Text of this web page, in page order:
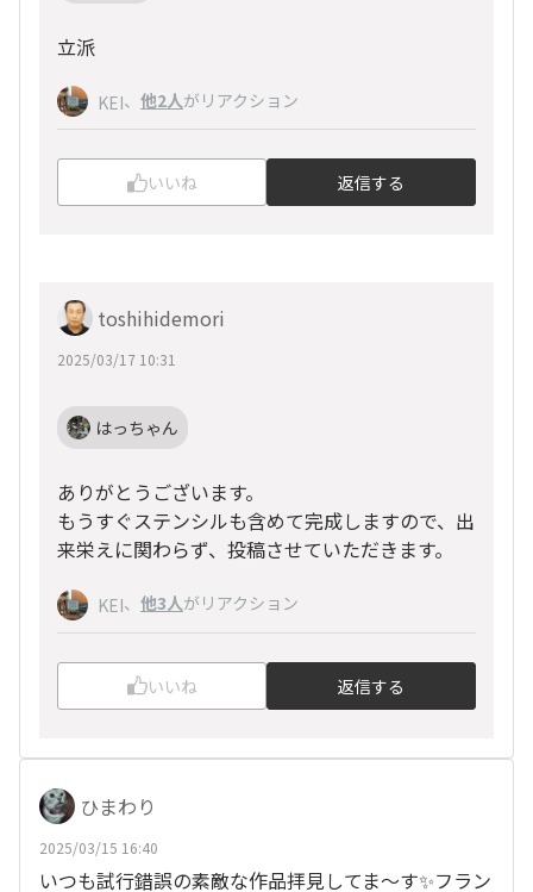
立派
KEI、 他2人がリアクション
いいね 返信する
toshihidemori
2025/03/17 10:31
はっちゃん
ありがとうございます。
もうすぐステンシルも含めて完成しますので、出
来栄えに関わらず、投稿させていただきます。
KEI、 他3人がリアクション
いいね 返信する
ひまわり
2025/03/15 16:40
いつも試行錯誤の素敵な作品拝見してま〜す✨フラン